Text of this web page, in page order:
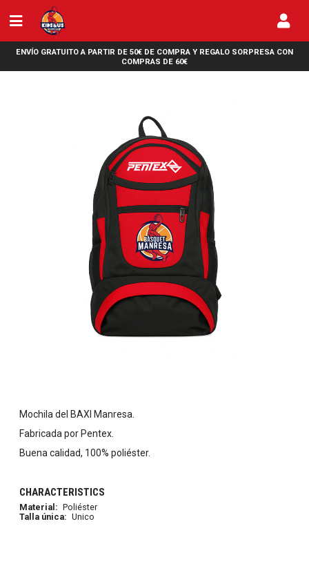
ENVÍO GRATUITO A PARTIR DE 50€ DE COMPRA Y REGALO SORPRESA CON
COMPRAS DE 60€
Mochila del BAXI Manresa.
Fabricada por Pentex.
Buena calidad, 100% poliéster.
CHARACTERISTICS
Material: Poliéster
Talla única: Unico